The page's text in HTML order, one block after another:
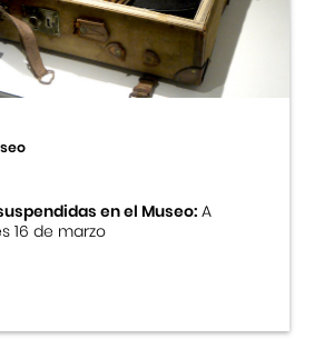
en el Museo:A
16 de marzo